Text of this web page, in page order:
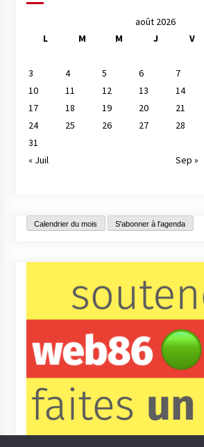
août 2026
L
M M J V
3
4 5 6 7
10
11 12 13 14
17
18 19 20 21
24
25 26 27 28
31
« Juil
Sep »
Calendrier du mois S'abonner à l'agenda